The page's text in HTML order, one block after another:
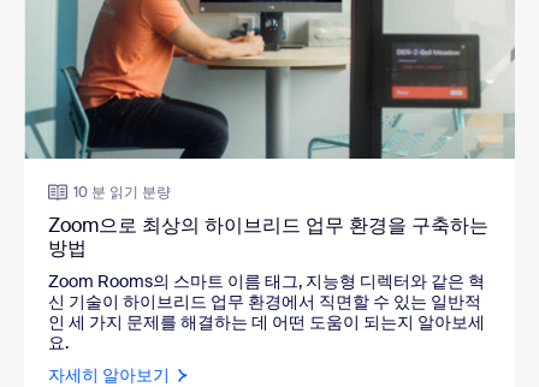
10 분 읽기 분량
Zoom으로 최상의 하이브리드 업무 환경을 구축하는
방법
Zoom Rooms의 스마트 이름 태그, 지능형 디렉터와 같은 혁
신 기술이 하이브리드 업무 환경에서 직면할 수 있는 일반적
인 세 가지 문제를 해결하는 데 어떤 도움이 되는지 알아보세
요.
자세히 알아보기